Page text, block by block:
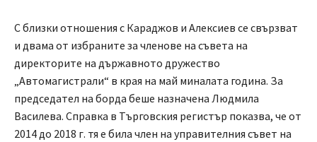
С близки отношения с Караджов и Алексиев се свързват
и двама от избраните за членове на съвета на
директорите на държавното дружество
„Автомагистрали“ в края на май миналата година. За
председател на борда беше назначена Людмила
Василева. Справка в Търговския регистър показва, че от
2014 до 2018 г. тя е била член на управителния съвет на